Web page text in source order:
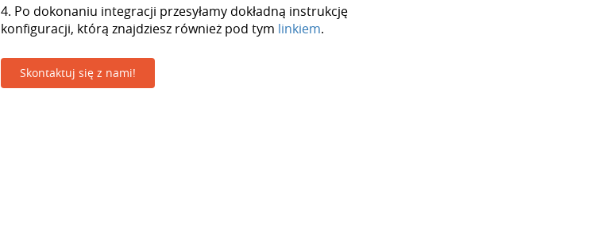
4. Po dokonaniu integracji przesyłamy dokładną instrukcję
konfiguracji, którą znajdziesz również pod tym linkiem.
Skontaktuj się z nami!